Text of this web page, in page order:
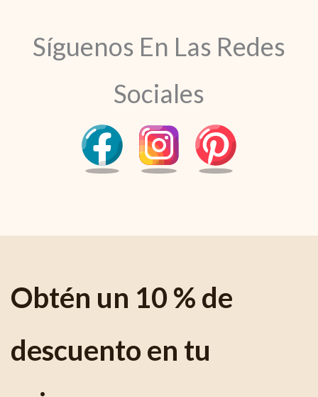
Síguenos En Las Redes
Sociales
Obtén un 10 % de
descuento en tu